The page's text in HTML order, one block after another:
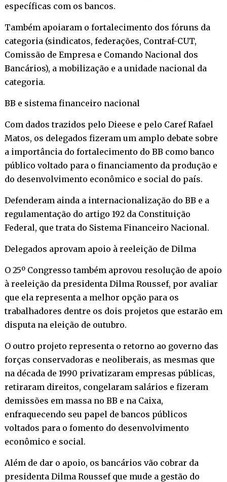
específicas com os bancos.
Também apoiaram o fortalecimento dos fóruns da
categoria (sindicatos, federações, Contraf-CUT,
Comissão de Empresa e Comando Nacional dos
Bancários), a mobilização e a unidade nacional da
categoria.
BB e sistema financeiro nacional
Com dados trazidos pelo Dieese e pelo Caref Rafael
Matos, os delegados fizeram um amplo debate sobre
a importância do fortalecimento do BB como banco
público voltado para o financiamento da produção e
do desenvolvimento econômico e social do país.
Defenderam ainda a internacionalização do BB e a
regulamentação do artigo 192 da Constituição
Federal, que trata do Sistema Financeiro Nacional.
Delegados aprovam apoio à reeleição de Dilma
O 25º Congresso também aprovou resolução de apoio
à reeleição da presidenta Dilma Roussef, por avaliar
que ela representa a melhor opção para os
trabalhadores dentre os dois projetos que estarão em
disputa na eleição de outubro.
O outro projeto representa o retorno ao governo das
forças conservadoras e neoliberais, as mesmas que
na década de 1990 privatizaram empresas públicas,
retiraram direitos, congelaram salários e fizeram
demissões em massa no BB e na Caixa,
enfraquecendo seu papel de bancos públicos
voltados para o fomento do desenvolvimento
econômico e social.
Além de dar o apoio, os bancários vão cobrar da
presidenta Dilma Roussef que mude a gestão do